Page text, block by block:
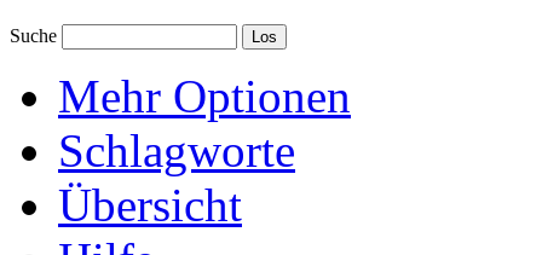
Suche
Mehr Optionen
Schlagworte
Übersicht